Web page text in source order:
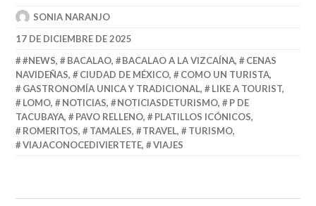
SONIA NARANJO
17 DE DICIEMBRE DE 2025
#NEWS, BACALAO, BACALAO A LA VIZCAÍNA,
CENAS
NAVIDEÑAS, CIUDAD DE MÉXICO, COMO UN TURISTA,
GASTRONOMÍA UNICA Y TRADICIONAL, LIKE A TOURIST,
LOMO, NOTICIAS, NOTICIASDETURISMO,
P DE
TACUBAYA, PAVO RELLENO, PLATILLOS ICÓNICOS,
ROMERITOS, TAMALES, TRAVEL, TURISMO,
VIAJACONOCEDIVIERTETE, VIAJES